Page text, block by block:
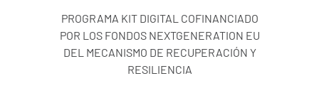
PROGRAMA KIT DIGITAL COFINANCIADO
POR LOS FONDOS NEXTGENERATION EU
DEL MECANISMO DE RECUPERACIÓN Y
RESILIENCIA